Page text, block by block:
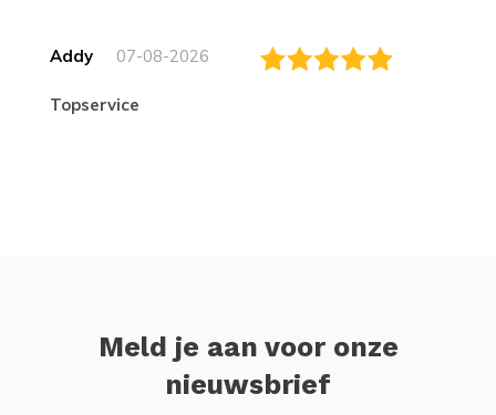
Addy 07-08-2026
topservice
Meld je aan voor onze
nieuwsbrief